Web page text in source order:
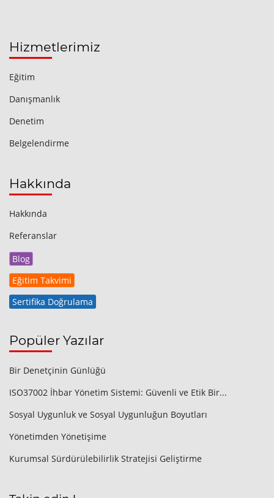
Hizmetlerimiz
Eğitim
Danışmanlık
Denetim
Belgelendirme
Hakkında
Hakkında
Referanslar
Blog
Eğitim Takvimi
Sertifika Doğrulama
Popüler Yazılar
Bir Denetçinin Günlüğü
ISO37002 İhbar Yönetim Sistemi: Güvenli ve Etik Bir...
Sosyal Uygunluk ve Sosyal Uygunluğun Boyutları
Yönetimden Yönetişime
Kurumsal Sürdürülebilirlik Stratejisi Geliştirme